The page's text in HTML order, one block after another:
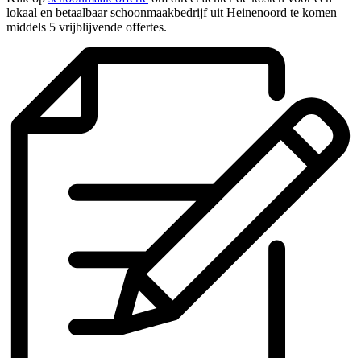
lokaal en betaalbaar schoonmaakbedrijf uit Heinenoord te komen
middels 5 vrijblijvende offertes.